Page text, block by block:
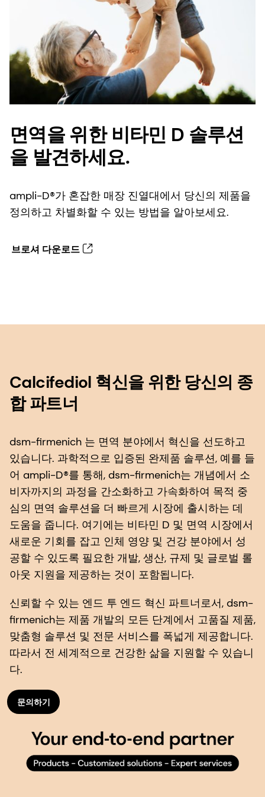
면역을 위한 비타민 D 솔루션
을 발견하세요.
ampli-D®가 혼잡한 매장 진열대에서 당신의 제품을
정의하고 차별화할 수 있는 방법을 알아보세요.
브로셔 다운로드
Calcifediol 혁신을 위한 당신의 종
합 파트너
dsm-firmenich 는 면역 분야에서 혁신을 선도하고
있습니다. 과학적으로 입증된 완제품 솔루션, 예를 들
어 ampli-D®를 통해, dsm-firmenich는 개념에서 소
비자까지의 과정을 간소화하고 가속화하여 목적 중
심의 면역 솔루션을 더 빠르게 시장에 출시하는 데
도움을 줍니다. 여기에는 비타민 D 및 면역 시장에서
새로운 기회를 잡고 인체 영양 및 건강 분야에서 성
공할 수 있도록 필요한 개발, 생산, 규제 및 글로벌 롤
아웃 지원을 제공하는 것이 포함됩니다.
신뢰할 수 있는 엔드 투 엔드 혁신 파트너로서, dsm-
firmenich는 제품 개발의 모든 단계에서 고품질 제품,
맞춤형 솔루션 및 전문 서비스를 폭넓게 제공합니다.
따라서 전 세계적으로 건강한 삶을 지원할 수 있습니
다.
문의하기